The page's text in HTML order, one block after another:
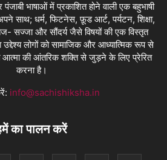
भाषाओं में प्रकाशित होने वाली एक बहुभाषी
साथ; धर्म, फिटनेस, फ़ूड आर्ट, पर्यटन, शिक्षा,
सज्जा और सौंदर्य जैसे विषयों की एक विस्तृत
लोगों को सामाजिक और आध्यात्मिक रूप से
की आंतरिक शक्ति से जुड़ने के लिए प्रेरित
करना है।
info@sachishiksha.in
का पालन करें